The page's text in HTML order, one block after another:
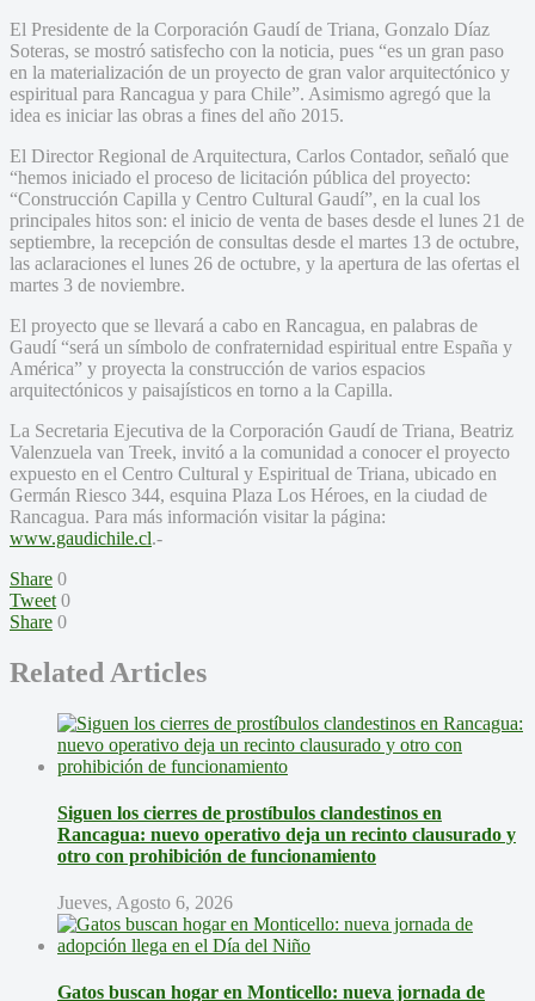
El Presidente de la Corporación Gaudí de Triana, Gonzalo Díaz
Soteras, se mostró satisfecho con la noticia, pues “es un gran paso
en la materialización de un proyecto de gran valor arquitectónico y
espiritual para Rancagua y para Chile”. Asimismo agregó que la
idea es iniciar las obras a fines del año 2015.
El Director Regional de Arquitectura, Carlos Contador, señaló que
“hemos iniciado el proceso de licitación pública del proyecto:
“Construcción Capilla y Centro Cultural Gaudí”, en la cual los
principales hitos son: el inicio de venta de bases desde el lunes 21 de
septiembre, la recepción de consultas desde el martes 13 de octubre,
las aclaraciones el lunes 26 de octubre, y la apertura de las ofertas el
martes 3 de noviembre.
El proyecto que se llevará a cabo en Rancagua, en palabras de
Gaudí “será un símbolo de confraternidad espiritual entre España y
América” y proyecta la construcción de varios espacios
arquitectónicos y paisajísticos en torno a la Capilla.
La Secretaria Ejecutiva de la Corporación Gaudí de Triana, Beatriz
Valenzuela van Treek, invitó a la comunidad a conocer el proyecto
expuesto en el Centro Cultural y Espiritual de Triana, ubicado en
Germán Riesco 344, esquina Plaza Los Héroes, en la ciudad de
Rancagua. Para más información visitar la página:
www.gaudichile.cl.-
Share 0
Tweet 0
Share 0
Related Articles
Siguen los cierres de prostíbulos clandestinos en
Rancagua: nuevo operativo deja un recinto clausurado y
otro con prohibición de funcionamiento
Jueves, Agosto 6, 2026
Gatos buscan hogar en Monticello: nueva jornada de